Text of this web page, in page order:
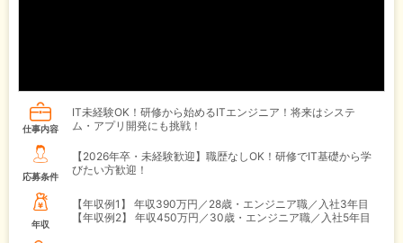
仕事内容
IT未経験OK！研修から始めるITエンジニア！将来はシステ
ム・アプリ開発にも挑戦！
応募条件
【2026年卒・未経験歓迎】職歴なしOK！研修でIT基礎から学
びたい方歓迎！
年収
【年収例1】
年収390万円／28歳・エンジニア職／入社3年目
【年収例2】
年収450万円／30歳・エンジニア職／入社5年目